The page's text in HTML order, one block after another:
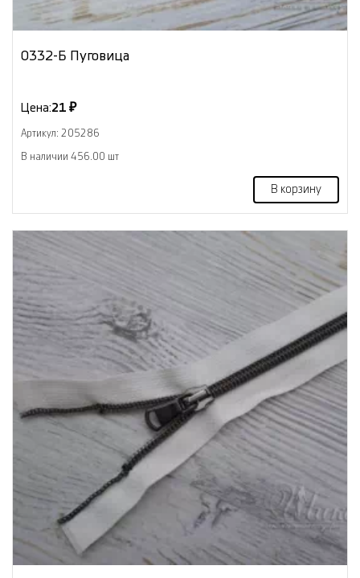
0332-Б Пуговица
Цена:21 ₽
Артикул: 205286
В наличии 456.00 шт
В корзину